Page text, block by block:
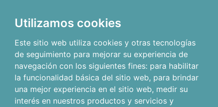
Utilizamos cookies
Este sitio web utiliza cookies y otras tecnologías
de seguimiento para mejorar su experiencia de
navegación con los siguientes fines: para habilitar
la funcionalidad básica del sitio web, para brindar
una mejor experiencia en el sitio web, medir su
interés en nuestros productos y servicios y